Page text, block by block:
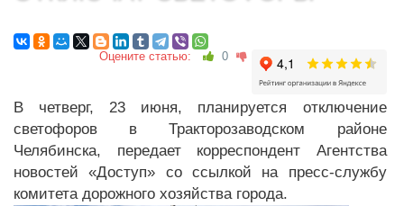
Оцените статью: 0
В четверг, 23 июня, планируется отключение
светофоров в Тракторозаводском районе
Челябинска, передает корреспондент Агентства
новостей «Доступ» со ссылкой на пресс-службу
комитета дорожного хозяйства города.